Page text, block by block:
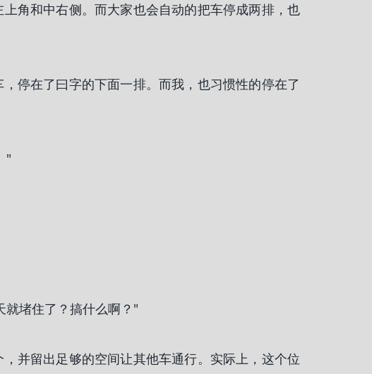
角和中右侧。而大家也会自动的把车停成两排，也
停在了曰字的下面一排。而我，也习惯性的停在了
"
就堵住了？搞什么啊？"
并留出足够的空间让其他车通行。实际上，这个位